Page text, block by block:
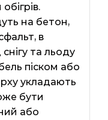
на бетон,
в
та льоду
піском або
укладають
бути
або